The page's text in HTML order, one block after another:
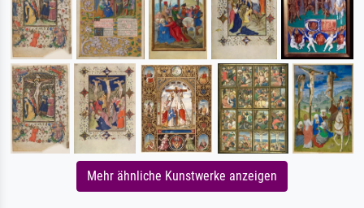
Mehr ähnliche Kunstwerke anzeigen